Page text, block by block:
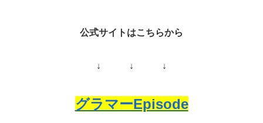
公式サイトはこちらから
↓ ↓ ↓
グラマーEpisode